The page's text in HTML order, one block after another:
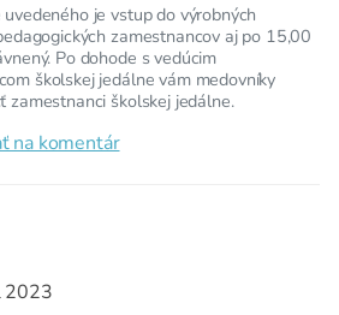
je vstup do výrobných
zamestnancov aj po 15,00
Po dohode s vedúcim
školskej jedálne vám medovníky
zamestnanci školskej jedálne.
na komentár
2023